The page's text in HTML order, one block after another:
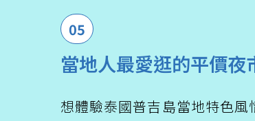
05
當地人最愛逛的平價夜
想體驗泰國普吉島當地特色